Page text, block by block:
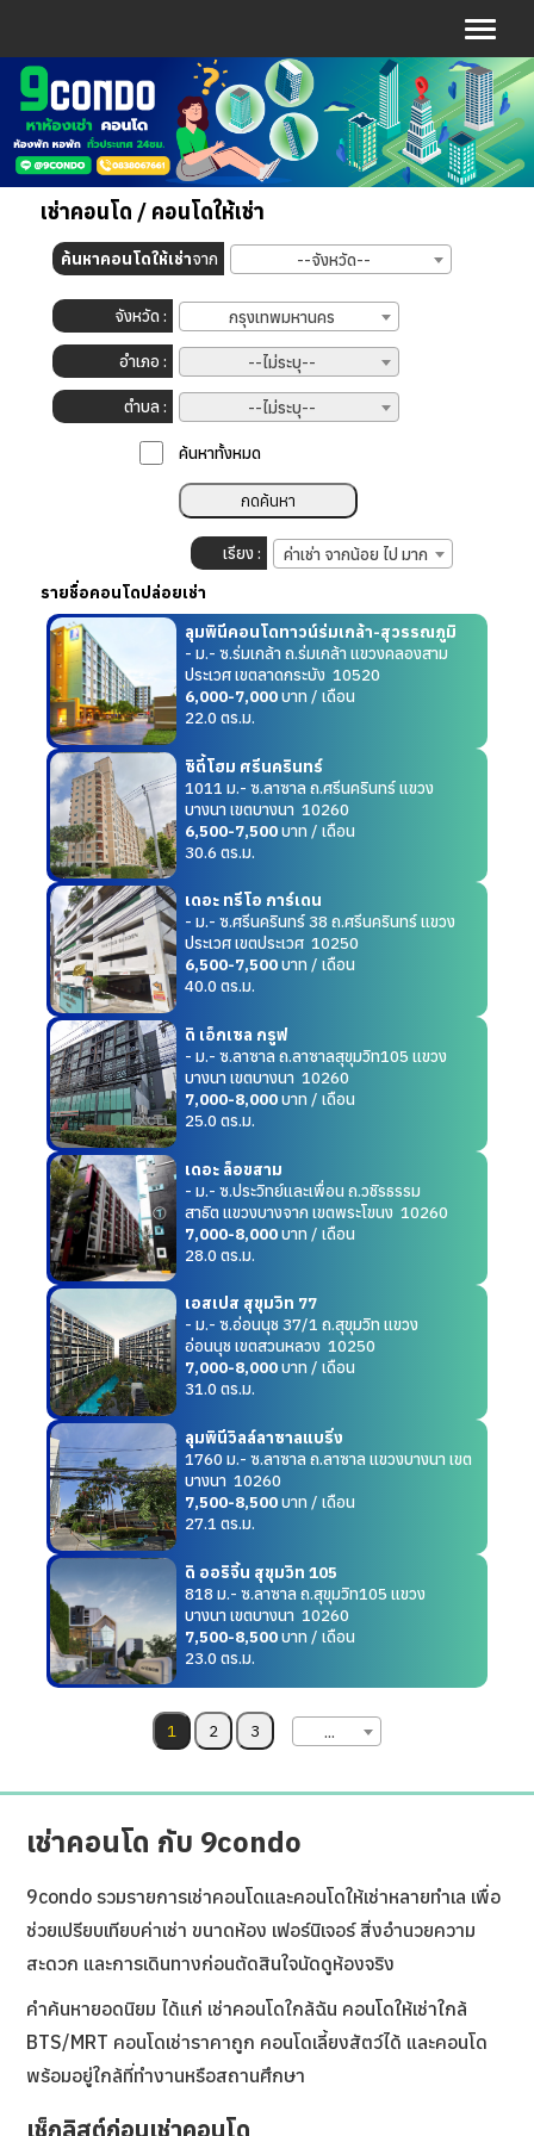
เช่าคอนโด / คอนโดให้เช่า
ค้นหาคอนโดให้เช่าจาก --จังหวัด--
จังหวัด : กรุงเทพมหานคร
อำเภอ : --ไม่ระบุ--
ตำบล : --ไม่ระบุ--
: ค้นหาทั้งหมด
เรียง :
ค่าเช่า จากน้อย ไป มาก
รายชื่อคอนโดปล่อยเช่า
ลุมพินีคอนโดทาวน์ร่มเกล้า-สุวรรณภูมิ
- ม.- ซ.ร่มเกล้า ถ.ร่มเกล้า แขวงคลองสาม
ประเวศ เขตลาดกระบัง 10520
6,000-7,000บาท / เดือน
22.0 ตร.ม.
ซิตี้โฮม ศรีนครินทร์
1011 ม.- ซ.ลาซาล ถ.ศรีนครินทร์ แขวง
บางนา เขตบางนา 10260
6,500-7,500บาท / เดือน
30.6 ตร.ม.
เดอะ ทรีโอ การ์เดน
- ม.- ซ.ศรีนครินทร์ 38 ถ.ศรีนครินทร์ แขวง
ประเวศ เขตประเวศ 10250
6,500-7,500บาท / เดือน
40.0 ตร.ม.
ดิ เอ็กเซล กรูฟ
- ม.- ซ.ลาซาล ถ.ลาซาลสุขุมวิท105 แขวง
บางนา เขตบางนา 10260
7,000-8,000บาท / เดือน
25.0 ตร.ม.
เดอะ ล็อขสาม
- ม.- ซ.ประวิทย์และเพื่อน ถ.วชิรธรรม
สาธิต แขวงบางจาก เขตพระโขนง 10260
7,000-8,000บาท / เดือน
28.0 ตร.ม.
เอสเปส สุขุมวิท 77
- ม.- ซ.อ่อนนุช 37/1 ถ.สุขุมวิท แขวง
อ่อนนุช เขตสวนหลวง 10250
7,000-8,000บาท / เดือน
31.0 ตร.ม.
ลุมพินีวิลล์ลาซาลแบริ่ง
1760 ม.- ซ.ลาซาล ถ.ลาซาล แขวงบางนา เขต
บางนา 10260
7,500-8,500บาท / เดือน
27.1 ตร.ม.
ดิ ออริจิ้น สุขุมวิท 105
818 ม.- ซ.ลาซาล ถ.สุขุมวิท105 แขวง
บางนา เขตบางนา 10260
7,500-8,500บาท / เดือน
23.0 ตร.ม.
...
เช่าคอนโด กับ 9condo
9condo รวมรายการเช่าคอนโดและคอนโดให้เช่าหลายทำเล เพื่อ
ช่วยเปรียบเทียบค่าเช่า ขนาดห้อง เฟอร์นิเจอร์ สิ่งอำนวยความ
สะดวก และการเดินทางก่อนตัดสินใจนัดดูห้องจริง
คำค้นหายอดนิยม ได้แก่ เช่าคอนโดใกล้ฉัน คอนโดให้เช่าใกล้
BTS/MRT คอนโดเช่าราคาถูก คอนโดเลี้ยงสัตว์ได้ และคอนโด
พร้อมอยู่ใกล้ที่ทำงานหรือสถานศึกษา